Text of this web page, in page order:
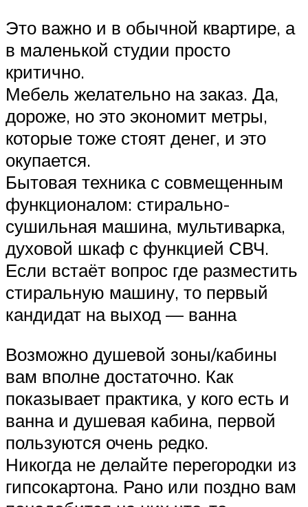
Это важно и в обычной квартире, а
в маленькой студии просто
критично.
Мебель желательно на заказ. Да,
дороже, но это экономит метры,
которые тоже стоят денег, и это
окупается.
Бытовая техника с совмещенным
функционалом: стирально-
сушильная машина, мультиварка,
духовой шкаф с функцией СВЧ.
Если встаёт вопрос где разместить
стиральную машину, то первый
кандидат на выход — ванна
Возможно душевой зоны/кабины
вам вполне достаточно. Как
показывает практика, у кого есть и
ванна и душевая кабина, первой
пользуются очень редко.
Никогда не делайте перегородки из
гипсокартона. Рано или поздно вам